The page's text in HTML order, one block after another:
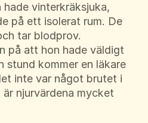
vinterkräksjuka,
på ett isolerat rum. De
tar blodprov.
på att hon hade väldigt
stund kommer en läkare
inte var något brutet i
njurvärdena mycket